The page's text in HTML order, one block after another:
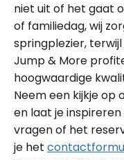
niet uit of het gaat
of familiedag, wij
springplezier,
Jump & More
hoogwaardige
Neem een kijkje op
en laat je
vragen of het
je het